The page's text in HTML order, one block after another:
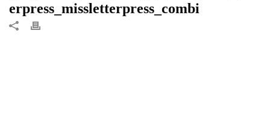
erpress_missletterpress_combi